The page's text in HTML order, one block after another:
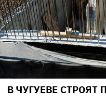
В ЧУГУЕВЕ